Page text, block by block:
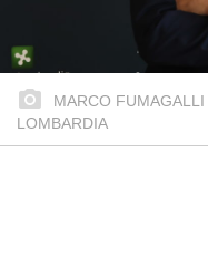
MARCO
LOMBARDIA